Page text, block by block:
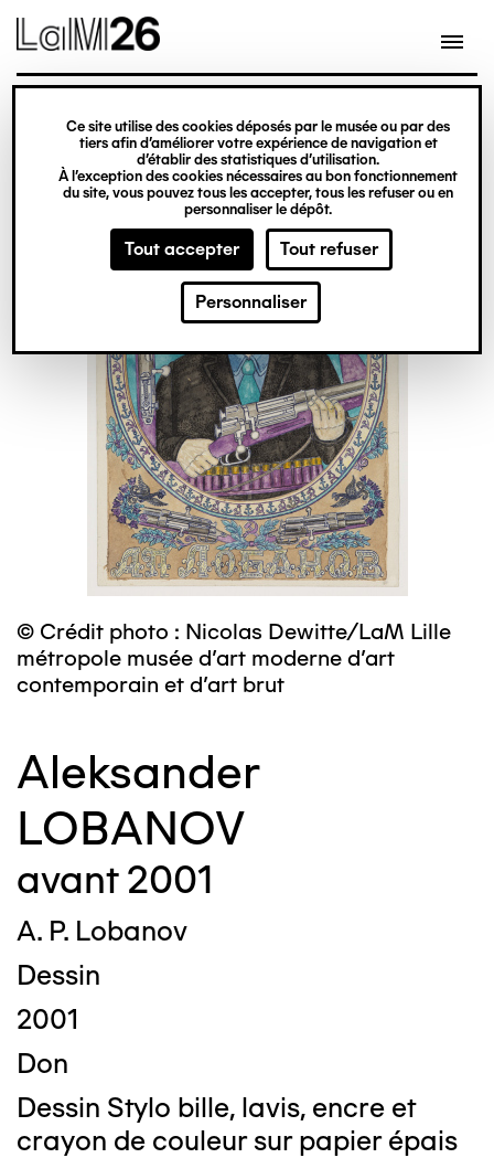
Gestion des cookies
Ce site utilise des cookies déposés par le musée ou par des
tiers afin d’améliorer votre expérience de navigation et
d’établir des statistiques d’utilisation.
À l’exception des cookies nécessaires au bon fonctionnement
du site, vous pouvez tous les accepter, tous les refuser ou en
personnaliser le dépôt.
Tout accepter Tout refuser
Personnaliser
contenu
© Crédit photo : Nicolas Dewitte/LaM Lille
métropole musée d’art moderne d’art
contemporain et d’art brut
Aleksander
LOBANOV
avant 2001
A. P. Lobanov
Dessin
2001
Don
Dessin Stylo bille, lavis, encre et
crayon de couleur sur papier épais